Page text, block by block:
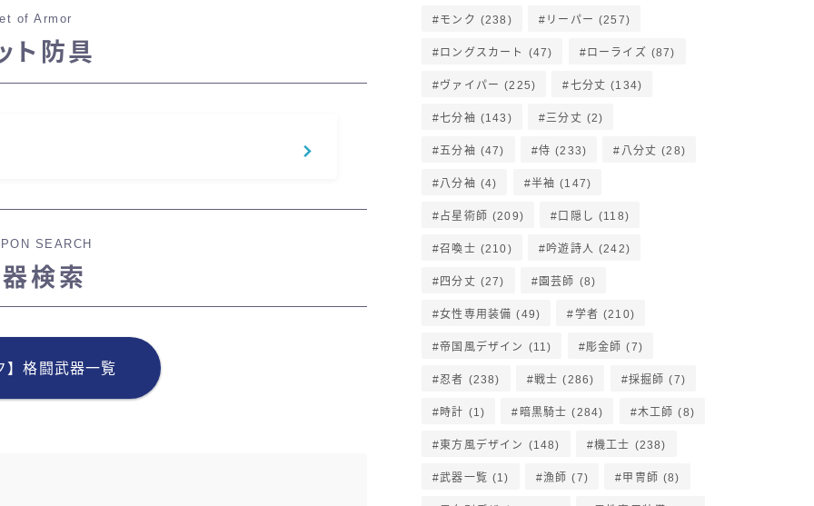
of Armor
ト防具
SEARCH
検索
】格闘武器一覧
モンク (238) リーパー (257)
ロングスカート (47) ローライズ (87)
ヴァイパー (225) 七分丈 (134)
七分袖 (143) 三分丈 (2)
五分袖 (47) 侍 (233) 八分丈 (28)
八分袖 (4) 半袖 (147)
占星術師 (209) 口隠し (118)
召喚士 (210) 吟遊詩人 (242)
四分丈 (27) 園芸師 (8)
女性専用装備 (49) 学者 (210)
帝国風デザイン (11) 彫金師 (7)
忍者 (238) 戦士 (286) 採掘師 (7)
時計 (1) 暗黒騎士 (284) 木工師 (8)
東方風デザイン (148) 機工士 (238)
武器一覧 (1) 漁師 (7) 甲冑師 (8)